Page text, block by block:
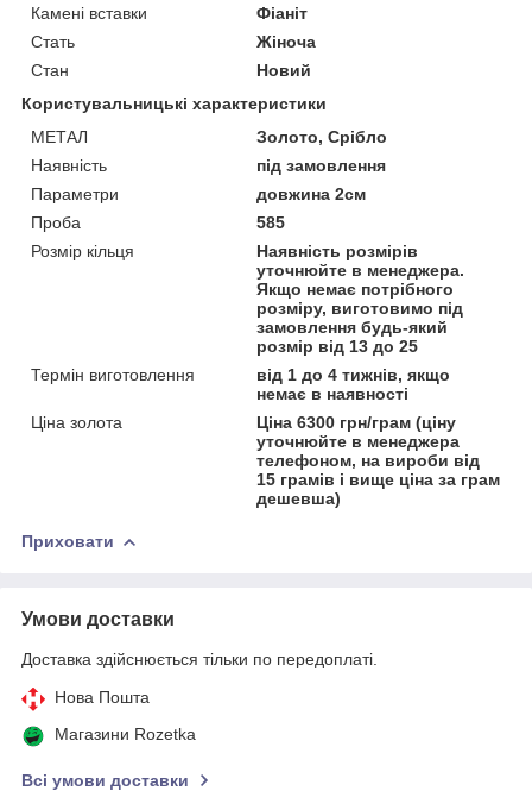
Камені вставки
Фіаніт
Стать
Жіноча
Стан
Новий
Користувальницькі характеристики
МЕТАЛ
Золото, Срібло
Наявність
під замовлення
Параметри
довжина 2см
Проба
585
Розмір кільця
Наявність розмірів
уточнюйте в менеджера.
Якщо немає потрібного
розміру, виготовимо під
замовлення будь-який
розмір від 13 до 25
Термін виготовлення
від 1 до 4 тижнів, якщо
немає в наявності
Ціна золота
Ціна 6300 грн/грам (ціну
уточнюйте в менеджера
телефоном, на вироби від
15 грамів і вище ціна за грам
дешевша)
Приховати
Умови доставки
Доставка здійснюється тільки по передоплаті.
Нова Пошта
Магазини Rozetka
Всі умови доставки